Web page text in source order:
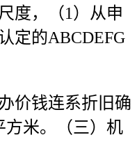
度，（1）从申
定的ABCDEFG
钱连系折旧确
方米。（三）机